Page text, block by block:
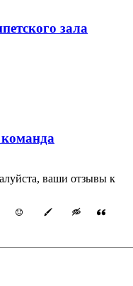
зала
ваши отзывы к